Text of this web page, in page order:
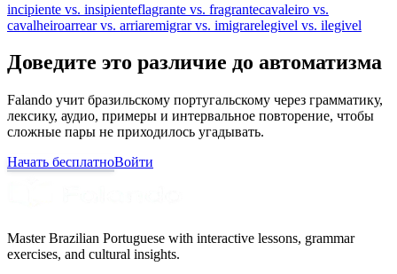
incipiente vs. insipienteflagrante vs. fragrantecavaleiro vs.
cavalheiroarrear vs. arriaremigrar vs. imigrarelegivel vs. ilegivel
Доведите это различие до автоматизма
Falando учит бразильскому португальскому через грамматику,
лексику, аудио, примеры и интервальное повторение, чтобы
сложные пары не приходилось угадывать.
Начать бесплатноВойти
Master Brazilian Portuguese with interactive lessons, grammar
exercises, and cultural insights.